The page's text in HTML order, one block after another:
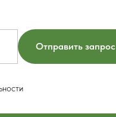
Отправить запрос